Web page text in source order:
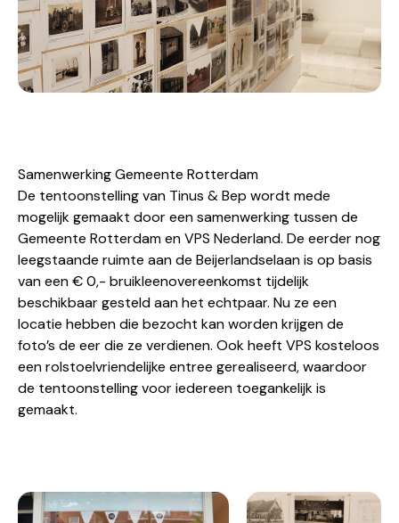
Samenwerking Gemeente Rotterdam
De tentoonstelling van Tinus & Bep wordt mede
mogelijk gemaakt door een samenwerking tussen de
Gemeente Rotterdam en VPS Nederland. De eerder nog
leegstaande ruimte aan de Beijerlandselaan is op basis
van een € 0,- bruikleenovereenkomst tijdelijk
beschikbaar gesteld aan het echtpaar. Nu ze een
locatie hebben die bezocht kan worden krijgen de
foto’s de eer die ze verdienen. Ook heeft VPS kosteloos
een rolstoelvriendelijke entree gerealiseerd, waardoor
de tentoonstelling voor iedereen toegankelijk is
gemaakt.